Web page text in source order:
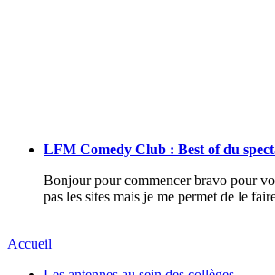
LFM Comedy Club : Best of du
Bonjour pour commencer bravo pour
pas les sites mais je me permet de le
Accueil